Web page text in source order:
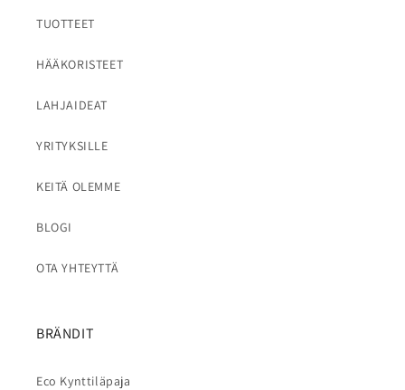
TUOTTEET
HÄÄKORISTEET
LAHJAIDEAT
YRITYKSILLE
KEITÄ OLEMME
BLOGI
OTA YHTEYTTÄ
BRÄNDIT
Eco Kynttiläpaja